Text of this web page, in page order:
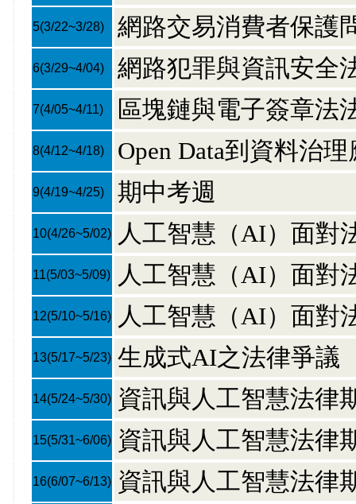
5(3/22~3/28) 網路交易消費者保護
6(3/29~4/04) 網路犯罪與資訊安全
7(4/05~4/11) 區塊鏈與電子簽章法
8(4/12~4/18) Open Data到資料治
9(4/19~4/25) 期中考週
10(4/26~5/02) 人工智慧（AI）面對
11(5/03~5/09) 人工智慧（AI）面對
12(5/10~5/16) 人工智慧（AI）面對
13(5/17~5/23) 生成式AI之法律爭議
14(5/24~5/30) 資訊與人工智慧法律
15(5/31~6/06) 資訊與人工智慧法律
16(6/07~6/13) 資訊與人工智慧法律